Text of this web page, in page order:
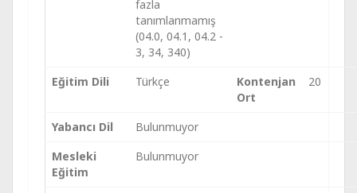
fazla
tanımlanmamış
(04.0, 04.1, 04.2 -
3, 34, 340)
Eğitim Dili Türkçe
Kontenjan
Ort
20
Yabancı Dil
Bulunmuyor
Mesleki
Eğitim
Bulunmuyor